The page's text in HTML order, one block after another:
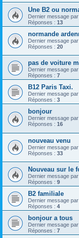
Une B2 ou
Dernier message par
Réponses : 13
normande
Dernier message par
Réponses : 20
pas de voiture
Dernier message par
Réponses : 7
B12 Paris Taxi.
Dernier message par
Réponses : 3
bonjour
Dernier message par
Réponses : 16
nouveau venu
Dernier message par
Réponses : 33
Nouveau sur le
Dernier message par
Réponses : 9
B2 familiale
Dernier message par
Réponses : 4
bonjour a tous
Dernier message par
Réponses : 7